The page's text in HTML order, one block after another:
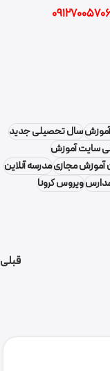
آموزشسال تحصیلی جدید
سایت آموزش
آموزش مجازیمدرسه آنلاین
ویروس کرونا
قبلی